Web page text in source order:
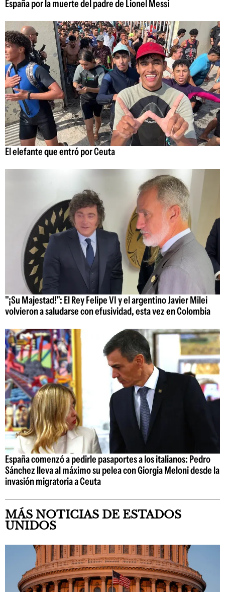
España por la muerte del padre de Lionel Messi
El elefante que entró por Ceuta
"¡Su Majestad!": El Rey Felipe VI y el argentino Javier Milei
volvieron a saludarse con efusividad, esta vez en Colombia
España comenzó a pedirle pasaportes a los italianos: Pedro
Sánchez lleva al máximo su pelea con Giorgia Meloni desde la
invasión migratoria a Ceuta
MÁS NOTICIAS DE ESTADOS
UNIDOS